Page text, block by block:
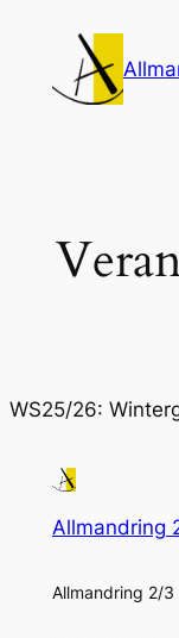
springen
WS25/26:
Allmandring
Allmandring 2/3